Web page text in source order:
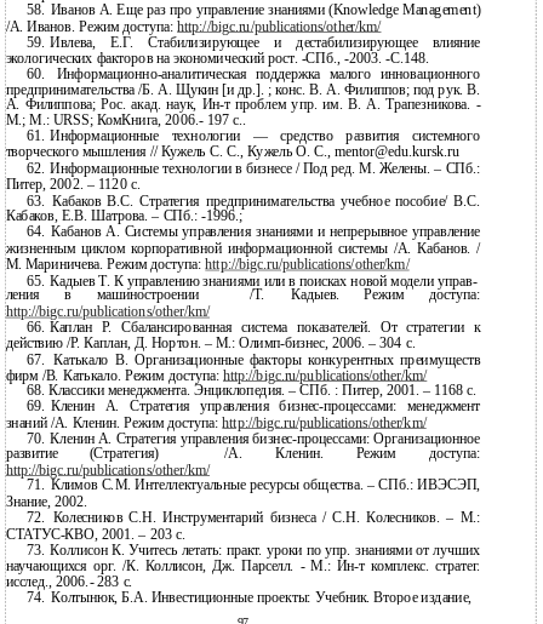
58. Иванов А. Еще раз про управление знаниями (Knowledge Management)
/А. Иванов. Режим доступа:http://bigc.ru/publications/other/km/
59. Ивлева, Е.Г. Стабилизирующее и дестабилизирующее влияние
экологических факторов на экономический рост. -СПб., -2003. -С.148.
60. Информационно-аналитическаяподдержка малого инновационного
предпринимательства /Б. А. Щукин [и др.]. ; конс. В. А. Филиппов; под рук. В.
А. Филиппова; Рос. акад. наук, Ин-т проблем упр. им. В. А. Трапезникова. -
М.; М.: URSS; КомКнига, 2006.- 197 с..
61. Информационные технологии — средство развития системного
творческого мышления // Кужель С. С., Кужель О. С., mentor@edu.kursk.ru
62. Информационные технологии в бизнесе / Под ред. М. Желены. – СПб.:
Питер, 2002. – 1120 с.
63. Кабаков В.С. Стратегия предпринимательства учебное пособие/ В.С.
Кабаков, Е.В. Шатрова. – СПб.:-1996.;
64. Кабанов А. Системы управления знаниями и непрерывное управление
жизненным циклом корпоративной информационной системы /А. Кабанов. /
М. Мариничева. Режим доступа:http://bigc.ru/publications/other/km/
65. Кадыев Т. К управлению знаниями или в поисках новой модели управ-
ления в машиностроении /Т. Кадыев. Режим
доступа:
http://bigc.ru/publications/other/km/
66. Каплан Р. Сбалансированная система показателей. От стратегии к
действию /Р. Каплан, Д. Нортон. – М.:Олимп-бизнес, 2006. – 304 с.
67. Катькало В. Организационные факторы конкурентных преимуществ
фирм /В. Катькало. Режим доступа: http://bigc.ru/publications/other/km/
68. Классики менеджмента. Энциклопедия. – СПб. : Питер, 2001. – 1168 с.
69. Кленин А. Стратегия управлениябизнес-процессами: менеджмент
знаний /А. Кленин. Режим доступа:http://bigc.ru/publications/other/km/
70. Кленин А. Стратегия управлениябизнес-процессами: Организационное
развитие
(Стратегия) /А. Кленин. Режим
доступа:
http://bigc.ru/publications/other/km/
71. Климов С.М. Интеллектуальные ресурсы общества. – СПб.: ИВЭСЭП,
Знание, 2002.
72. Колесников С.Н. Инструментарий бизнеса / С.Н. Колесников. – М.:
СТАТУС-КВО, 2001. – 203 с.
73. Коллисон К. Учитесь летать: практ. уроки по упр. знаниями от лучших
научающихся орг. /К. Коллисон, Дж. Парселл. - М.: Ин-т комплекс. стратег.
исслед., 2006.- 283 с.
74. Колтынюк, Б.А. Инвестиционные проекты: Учебник. Второе издание,